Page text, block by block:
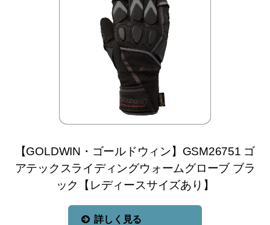
【GOLDWIN・ゴールドウィン】GSM26751 ゴ
アテックスライディングウォームグローブ ブラ
ック【レディースサイズあり】
詳しく見る